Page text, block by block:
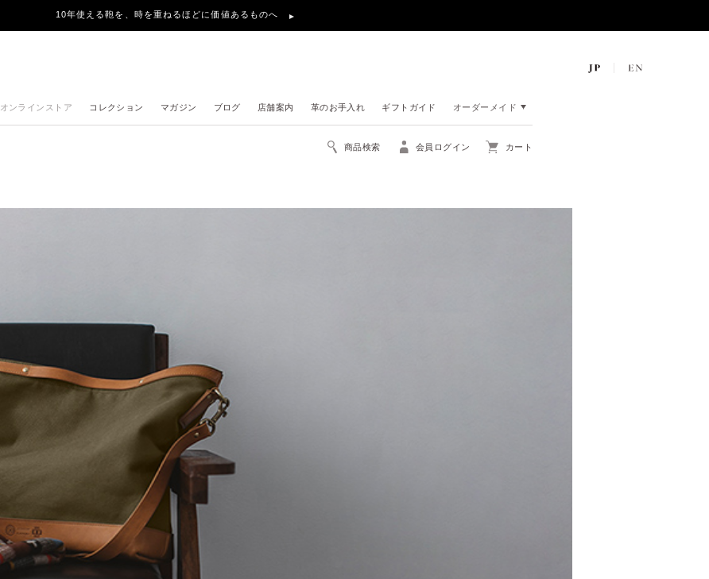
10年使える鞄を、時を重ねるほどに価値あるものへ
オンラインストア コレクション マガジン ブログ 店舗案内 革のお手入れ ギフトガイド オーダーメイド
商品検索 会員ログイン カート